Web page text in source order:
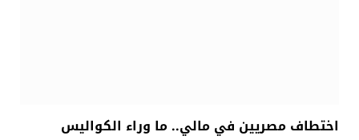
اختطاف مصريين في مالي.. ما وراء الكواليس